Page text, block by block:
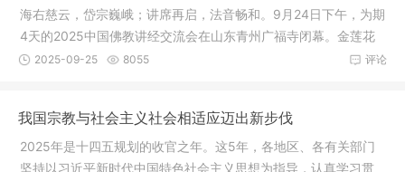
海右慈云，岱宗巍峨；讲席再启，法音畅和。9月24日下午，为期
4天的2025中国佛教讲经交流会在山东青州广福寺闭幕。金莲花
奖获奖名
评论
2025-09-25 8055
我国宗教与社会主义社会相适应迈出新步伐
2025年是十四五规划的收官之年。这5年，各地区、各有关部门
坚持以习近平新时代中国特色社会主义思想为指导，认真学习贯